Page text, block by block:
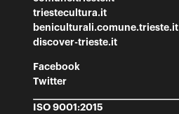
triestecultura.it
beniculturali.comune.trieste.it
discover-trieste.it
Facebook
Twitter
ISO 9001:2015